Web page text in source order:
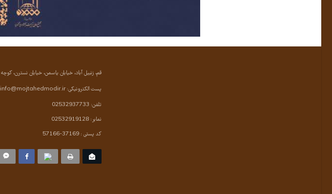
قم، زنبیل آباد، خیابان یاسمن، خیابان نسترن، کوچه 6 پلاک 61
پست الکترونیکی:info@mojtahedmodir.ir
تلفن: 02532937733
نمابر: 02532919128
کد پستی : 37169-57166